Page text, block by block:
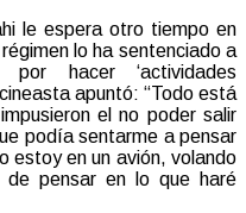
le espera otro tiempo en
lo ha sentenciado a
hacer ‘actividades
apuntó: “Todo está
el no poder salir
podía sentarme a pensar
estoy en un avión, volando
pensar en lo que haré